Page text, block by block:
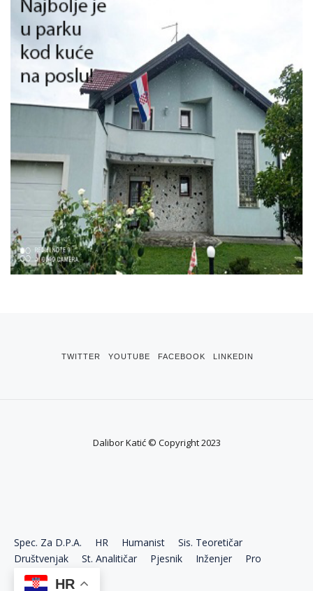
TWITTER YOUTUBE FACEBOOK LINKEDIN
Dalibor Katić © Copyright 2023
Spec. Za D.P.A. HR Humanist
Sis. Teoretičar
Društvenjak
St. Analitičar Pjesnik Inženjer
Pro
Ekonom
HR